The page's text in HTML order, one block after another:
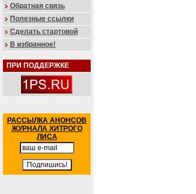
Обратная связь
Полезные ссылки
Сделать стартовой
В избранное!
ПРИ ПОДДЕРЖКЕ
РАССЫЛКА АНОНСОВ
ЖУРНАЛА ХИТРОГО
ЛИСА